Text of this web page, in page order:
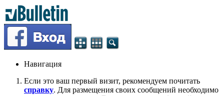
Навигация
Если это ваш первый визит, рекомендуем почитать
справку. Для размещения своих сообщений необходимо